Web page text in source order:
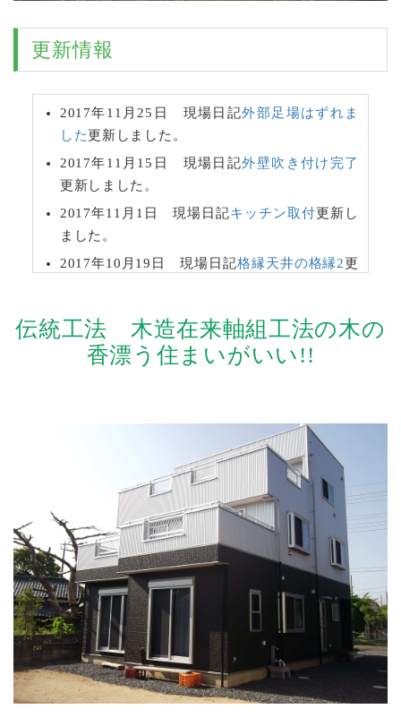
更新情報
2017年11月25日 現場日記外部足場はずれま
した更新しました。
2017年11月15日 現場日記外壁吹き付け完了
更新しました。
2017年11月1日 現場日記キッチン取付更新し
ました。
2017年10月19日 現場日記格縁天井の格縁2更
しました。
2017年9月16日 現場日記内部造作欅無垢羽目
2017年8月31日 現場日記内部造作欅無垢羽目
更新しました。
2017年8月24日 現場日記外部モルタルラス下
地更新しました。
2017年8月3日 現場日記
欅の床材（内部造
作）更新しました。
2017年7月２5日 現場日記
外構工事3更新しま
した。
2017年7月２2日 現場日記 外構工事2更新しま
した。
伝統工法 木造在来軸組工法の木の
香漂う住まいがいい!!